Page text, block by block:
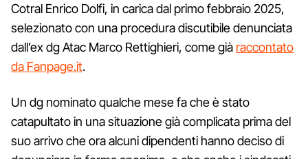
Cotral Enrico Dolfi, in carica dal primo febbraio 2025,
selezionato con una procedura discutibile denunciata
dall’ex dg Atac Marco Rettighieri, come già raccontato
da Fanpage.it.
Un dg nominato qualche mese fa che è stato
catapultato in una situazione già complicata prima del
suo arrivo che ora alcuni dipendenti hanno deciso di